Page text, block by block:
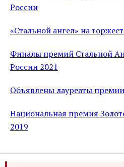
России
«Стальной ангел» на
Финалы премий Стальной
России 2021
Объявлены лауреаты
Национальная премия
2019